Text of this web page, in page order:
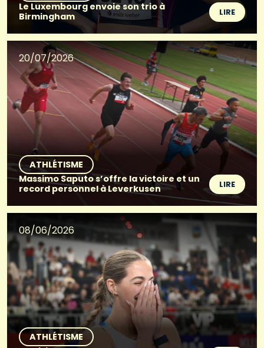
Le Luxembourg envoie son trio à
Birmingham
LIRE
20/07/2026
ATHLÉTISME
Massimo Saputo s’offre la victoire et un
record personnel à Leverkusen
LIRE
08/06/2026
ATHLÉTISME